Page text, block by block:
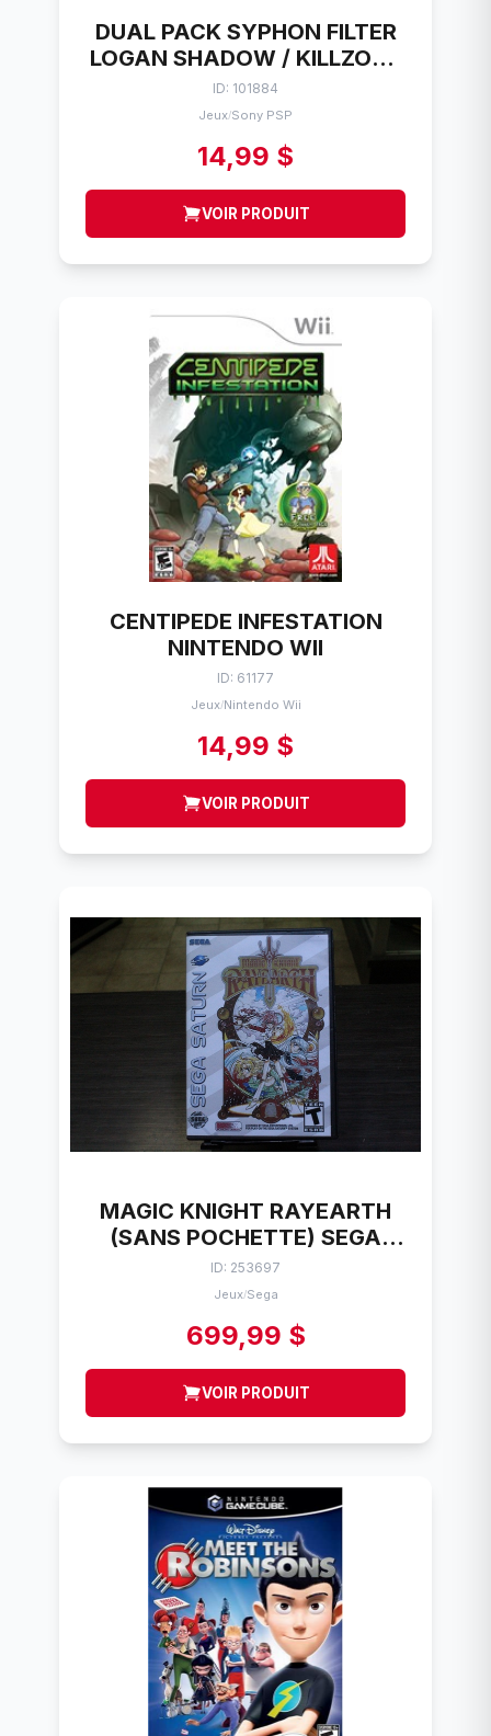
DUAL PACK SYPHON FILTER
LOGAN SHADOW / KILLZONE
LIBERATION SONY PSP
ID: 101884
Jeux/Sony PSP
14,99 $
VOIR PRODUIT
CENTIPEDE INFESTATION
NINTENDO WII
ID: 61177
Jeux/Nintendo Wii
14,99 $
VOIR PRODUIT
MAGIC KNIGHT RAYEARTH
(SANS POCHETTE) SEGA
SATURN
ID: 253697
Jeux/Sega
699,99 $
VOIR PRODUIT